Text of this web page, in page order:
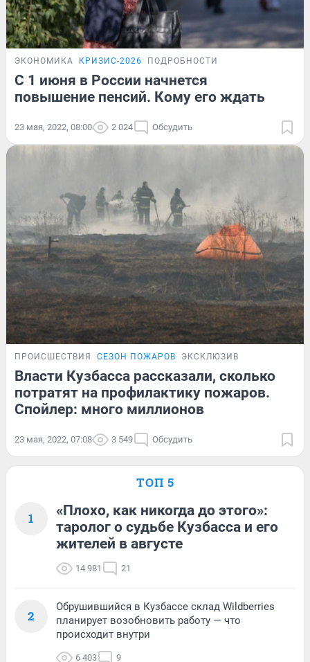
ЭКОНОМИКА КРИЗИС-2026 ПОДРОБНОСТИ
С 1 июня в России начнется
повышение пенсий. Кому его ждать
23 мая, 2022, 08:00 2 024 Обсудить
ПРОИСШЕСТВИЯ СЕЗОН ПОЖАРОВ ЭКСКЛЮЗИВ
Власти Кузбасса рассказали, сколько
потратят на профилактику пожаров.
Спойлер: много миллионов
23 мая, 2022, 07:08 3 549 Обсудить
ТОП 5
1
«Плохо, как никогда до этого»:
таролог о судьбе Кузбасса и его
жителей в августе
14 981 21
2
Обрушившийся в Кузбассе склад Wildberries
планирует возобновить работу — что
происходит внутри
6 403 9